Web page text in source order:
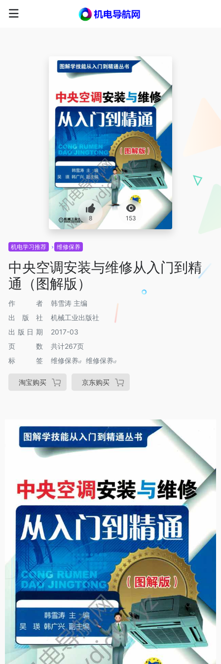
8 153
机电学习推荐 维修保养
中央空调安装与维修从入门到精
通（图解版）
作者
韩雪涛 主编
出版社
机械工业出版社
出版日期
2017-03
页数
共计267页
标签
维修保养 维修保养
淘宝购买 京东购买